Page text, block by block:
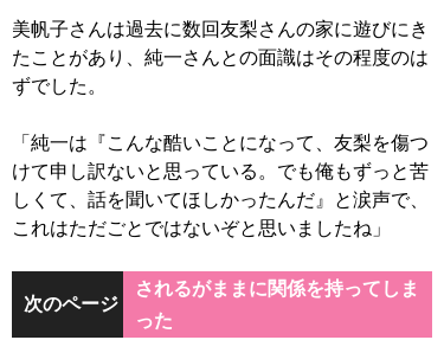
美帆子さんは過去に数回友梨さんの家に遊びにき
たことがあり、純一さんとの面識はその程度のは
ずでした。
「純一は『こんな酷いことになって、友梨を傷つ
けて申し訳ないと思っている。でも俺もずっと苦
しくて、話を聞いてほしかったんだ』と涙声で、
これはただごとではないぞと思いましたね」
次のページ
されるがままに関係を持ってしま
った